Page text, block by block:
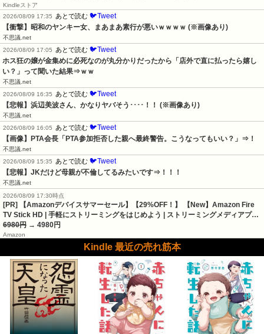
Kindleストア
2026/08/09 17:35 あとで読む 🐦Tweet
【衝撃】昭和のヤンキー女、まあまあ素行が悪いｗｗｗｗ (※画像あり)
不思議.net
2026/08/09 17:05 あとで読む 🐦Tweet
ホス狂の嬢が金集めに必死なのが丸分かりだったから「店外で直に払ったら嬉し
い？」って聞いた結果⇒ｗｗ
不思議.net
2026/08/09 16:35 あとで読む 🐦Tweet
【悲報】浜辺美波さん、かなりヤバそう････！！ (※画像あり)
不思議.net
2026/08/09 16:05 あとで読む 🐦Tweet
【画像】PTA会長「PTA参加拒否した親へ最終警告。こうなってもいい？」⇒！
不思議.net
2026/08/09 15:35 あとで読む 🐦Tweet
【悲報】JKだけど母親が不倫してるみたいです⇒！！！
不思議.net
2026/08/09 17:30時点
[PR] 【Amazonデバイスサマーセール】【29%OFF！】 【New】Amazon Fire
TV Stick HD | 手軽にストリーミングをはじめよう | ストリーミングメディアプ…
6980円 → 4980円
Amazon
Kindle 最近の売れ筋本